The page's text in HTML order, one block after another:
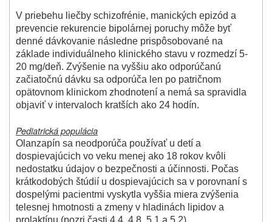
V priebehu liečby schizofrénie, manických epizód a
prevencie rekurencie bipolárnej poruchy môže byť
denné dávkovanie následne prispôsobované na
základe individuálneho klinického stavu v rozmedzí 5-
20 mg/deň. Zvýšenie na vyššiu ako odporúčanú
začiatočnú dávku sa odporúča len po patričnom
opätovnom klinickom zhodnotení a nemá sa spravidla
objaviť v intervaloch kratších ako 24 hodín.
Pediatrická populácia
Olanzapín sa neodporúča používať u detí a
dospievajúcich vo veku menej ako 18 rokov kvôli
nedostatku údajov o bezpečnosti a účinnosti. Počas
krátkodobých štúdií u dospievajúcich sa v porovnaní s
dospelými pacientmi vyskytla vyššia miera zvýšenia
telesnej hmotnosti a zmeny v hladinách lipidov a